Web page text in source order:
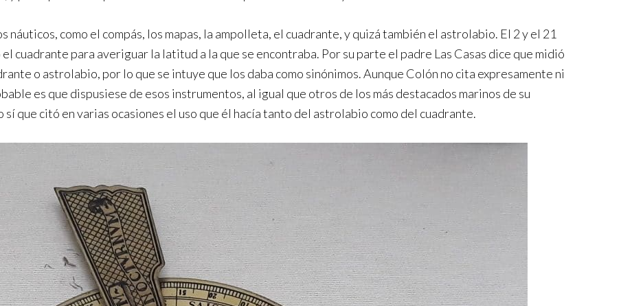
como el compás, los mapas, la ampolleta, el cuadrante, y quizá también el astrolabio. El 2 y el 21
cuadrante para averiguar la latitud a la que se encontraba. Por su parte el padre Las Casas dice que midió
o astrolabio, por lo que se intuye que los daba como sinónimos. Aunque Colón no cita expresamente ni
es que dispusiese de esos instrumentos, al igual que otros de los más destacados marinos de su
que citó en varias ocasiones el uso que él hacía tanto del astrolabio como del cuadrante.